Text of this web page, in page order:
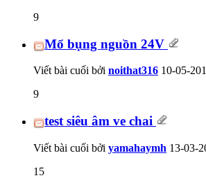
9
Mổ bụng nguồn 24V
Viết bài cuối bởi noithat316 10-05-
9
test siêu âm ve chai
Viết bài cuối bởi yamahaymh 13-03-
15